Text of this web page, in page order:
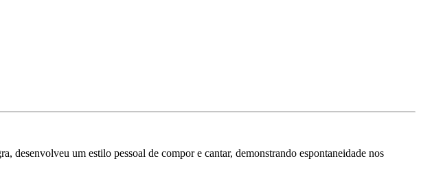
desenvolveu um estilo pessoal de compor e cantar, demonstrando espontaneidade nos